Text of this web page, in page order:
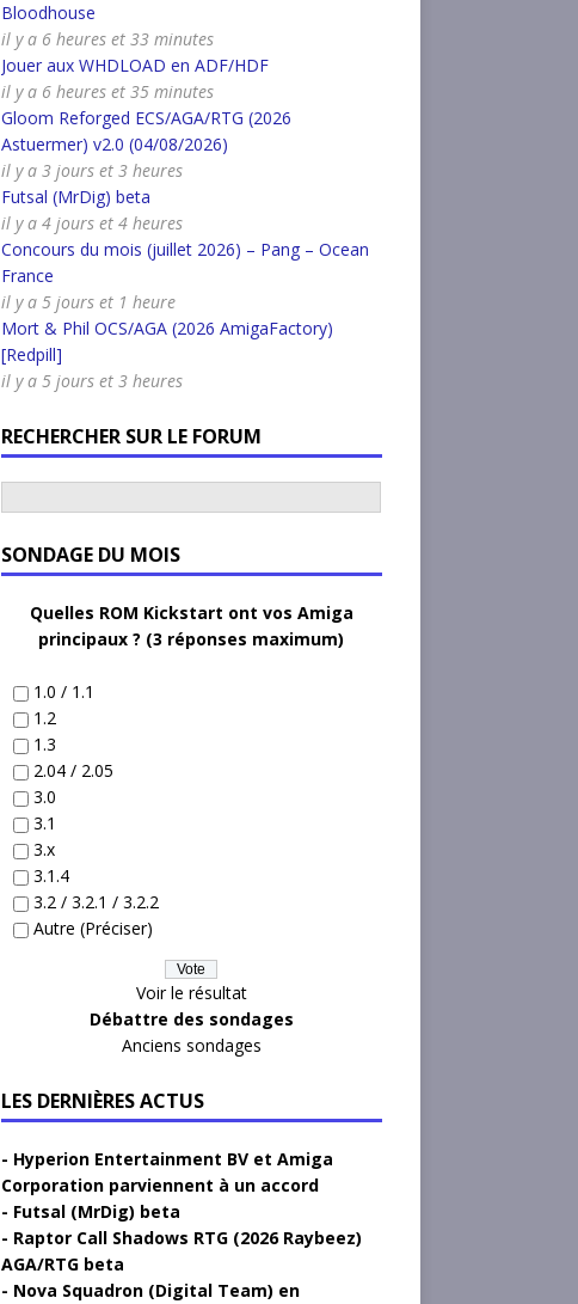
Bloodhouse
il y a 6 heures et 33 minutes
Jouer aux WHDLOAD en ADF/HDF
il y a 6 heures et 35 minutes
Gloom Reforged ECS/AGA/RTG (2026
Astuermer) v2.0 (04/08/2026)
il y a 3 jours et 3 heures
Futsal (MrDig) beta
il y a 4 jours et 4 heures
Concours du mois (juillet 2026) – Pang – Ocean
France
il y a 5 jours et 1 heure
Mort & Phil OCS/AGA (2026 AmigaFactory)
[Redpill]
il y a 5 jours et 3 heures
RECHERCHER SUR LE FORUM
SONDAGE DU MOIS
Quelles ROM Kickstart ont vos Amiga
principaux ? (3 réponses maximum)
1.0 / 1.1
1.2
1.3
2.04 / 2.05
3.0
3.1
3.x
3.1.4
3.2 / 3.2.1 / 3.2.2
Autre (Préciser)
Voir le résultat
Débattre des sondages
Anciens sondages
LES DERNIÈRES ACTUS
Hyperion Entertainment BV et Amiga
Corporation parviennent à un accord
Futsal (MrDig) beta
Raptor Call Shadows RTG (2026 Raybeez)
AGA/RTG beta
Nova Squadron (Digital Team) en